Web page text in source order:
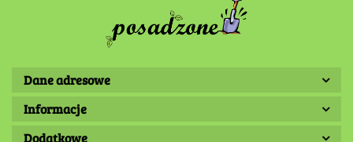
Dane adresowe
Informacje
Dodatkowe